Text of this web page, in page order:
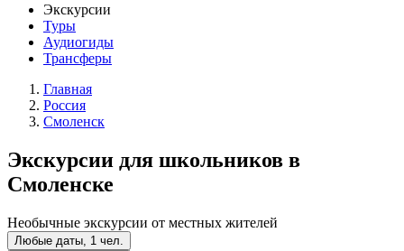
Экскурсии
Туры
Аудиогиды
Трансферы
Главная
Россия
Смоленск
Экскурсии для школьников в
Смоленске
Необычные экскурсии от местных жителей
Любые даты, 1 чел.